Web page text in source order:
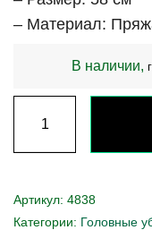
– Материал:
В наличии,
Артикул: 4838
Категории: Головные